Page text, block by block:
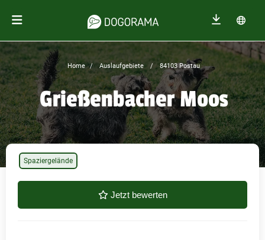
Home Auslaufgebiete 84103 Postau
Grießenbacher Moos
Jetzt bewerten
Spaziergelände